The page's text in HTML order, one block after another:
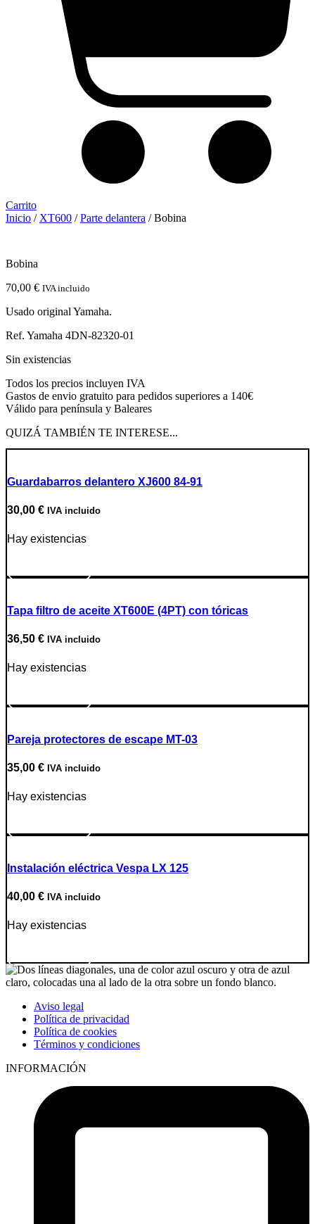
Carrito
Inicio / XT600 /Parte delantera / Bobina
Bobina
70,00 € IVA incluido
Usado original Yamaha.
Ref. Yamaha 4DN-82320-01
Sin existencias
Todos los precios incluyen IVA
Gastos de envio gratuito para pedidos superiores a 140€
Válido para península y Baleares
QUIZÁ TAMBIÉN TE INTERESE...
Guardabarros delantero XJ600 84-91
30,00 € IVA incluido
Hay existencias
Tapa filtro de aceite XT600E (4PT) con tóricas
36,50 € IVA incluido
Hay existencias
Pareja protectores de escape MT-03
35,00 € IVA incluido
Hay existencias
Instalación eléctrica Vespa LX 125
40,00 € IVA incluido
Hay existencias
Aviso legal
Política de privacidad
Política de cookies
Términos y condiciones
INFORMACIÓN